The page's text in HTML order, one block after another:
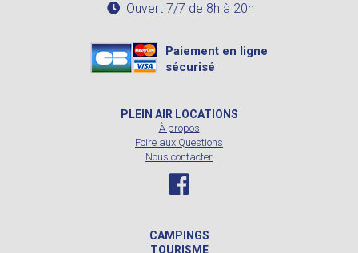
Ouvert 7/7 de 8h à 20h
Paiement en ligne
sécurisé
PLEIN AIR LOCATIONS
À propos
Foire aux Questions
Nous contacter
CAMPINGS
TOURISME